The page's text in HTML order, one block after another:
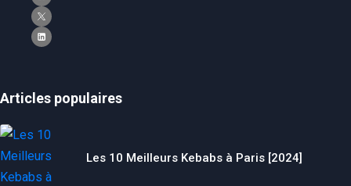
Articles populaires
Les 10 Meilleurs Kebabs à Paris [2024]